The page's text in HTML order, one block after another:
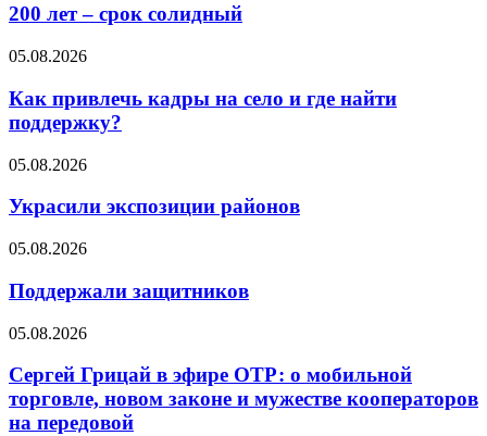
200 лет – срок солидный
05.08.2026
Как привлечь кадры на село и где найти
поддержку?
05.08.2026
Украсили экспозиции районов
05.08.2026
Поддержали защитников
05.08.2026
Сергей Грицай в эфире ОТР: о мобильной
торговле, новом законе и мужестве кооператоров
на передовой